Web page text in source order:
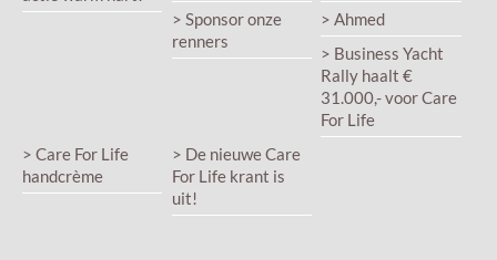
> Sponsor onze
renners
> Ahmed
> Business Yacht
Rally haalt €
31.000,- voor Care
For Life
> Care For Life
handcrème
> De nieuwe Care
For Life krant is
uit!